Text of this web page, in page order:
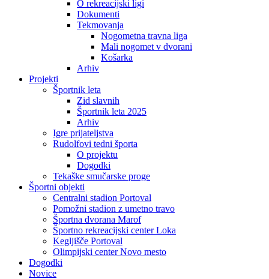
O rekreacijski ligi
Dokumenti
Tekmovanja
Nogometna travna liga
Mali nogomet v dvorani
Košarka
Arhiv
Projekti
Športnik leta
Zid slavnih
Športnik leta 2025
Arhiv
Igre prijateljstva
Rudolfovi tedni športa
O projektu
Dogodki
Tekaške smučarske proge
Športni objekti
Centralni stadion Portoval
Pomožni stadion z umetno travo
Športna dvorana Marof
Športno rekreacijski center Loka
Kegljišče Portoval
Olimpijski center Novo mesto
Dogodki
Novice